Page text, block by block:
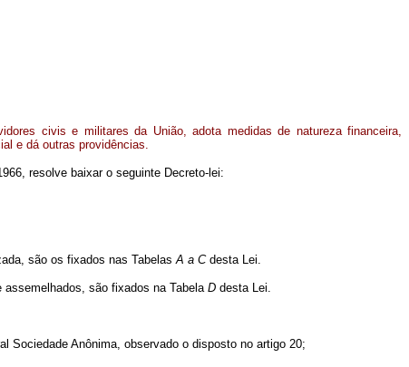
civis e militares da União, adota medidas de natureza financeira,
e dá outras providências.
resolve baixar o seguinte Decreto-lei:
são os fixados nas TabelasA a Cdesta Lei.
são fixados na Tabela D desta Lei.
Sociedade Anônima, observado o disposto no artigo 20;